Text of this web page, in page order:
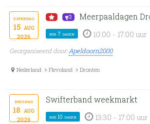
zaterdag
15 aug
2026
Meerpaaldagen
nog 7 dagen 10:00 - 17:00 uur
Georganiseerd door:Apeldoorn2000
Nederland Flevoland Dronten
dinsdag
18 aug
2026
Swifterband weekmarkt
nog 10 dagen 13:30 - 17:00 uur